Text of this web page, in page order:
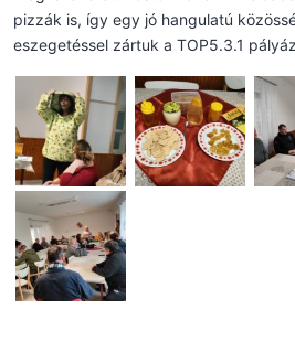
pizzák is, így egy jó hangulatú
eszegetéssel zártuk a TOP5.3.1